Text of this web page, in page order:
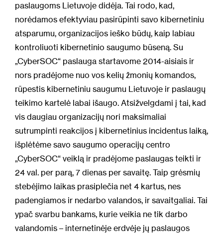
paslaugoms Lietuvoje didėja. Tai rodo, kad,
norėdamos efektyviau pasirūpinti savo kibernetiniu
atsparumu, organizacijos ieško būdų, kaip labiau
kontroliuoti kibernetinio saugumo būseną. Su
„CyberSOC“ paslauga startavome 2014-aisiais ir
nors pradėjome nuo vos kelių žmonių komandos,
rūpestis kibernetiniu saugumu Lietuvoje ir paslaugų
teikimo kartelė labai išaugo. Atsižvelgdami į tai, kad
vis daugiau organizacijų nori maksimaliai
sutrumpinti reakcijos į kibernetinius incidentus laiką,
išplėtėme savo saugumo operacijų centro
„CyberSOC“ veiklą ir pradėjome paslaugas teikti ir
24 val. per parą, 7 dienas per savaitę. Taip grėsmių
stebėjimo laikas prasiplečia net 4 kartus, nes
padengiamos ir nedarbo valandos, ir savaitgaliai. Tai
ypač svarbu bankams, kurie veikia ne tik darbo
valandomis – internetinėje erdvėje jų paslaugos